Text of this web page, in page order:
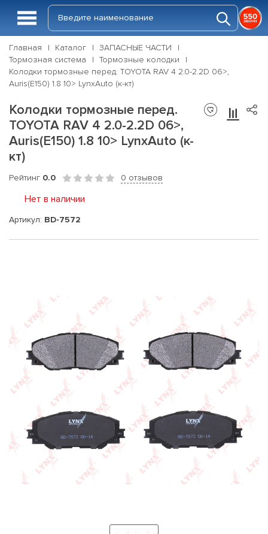
Главная Каталог
ЗАПАСНЫЕ ЧАСТИ
Тормозная система
Тормозные колодки
Колодки тормозные перед. TOYOTA RAV 4 2.0-2.2D 06>,
Auris(E150) 1.8 10> LynxAuto (к-кт)
Колодки тормозные перед.
TOYOTA RAV 4 2.0-2.2D 06>,
Auris(E150) 1.8 10> LynxAuto (к-
кт)
Рейтинг 0.0 0 отзывов
Нет в наличии
Артикул: BD-7572